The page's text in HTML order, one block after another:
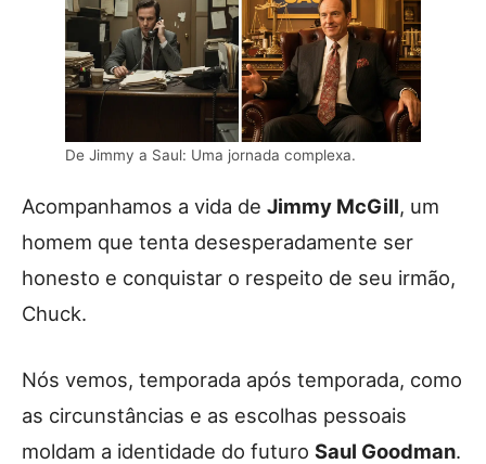
De Jimmy a Saul: Uma jornada complexa.
Acompanhamos a vida de Jimmy McGill, um
homem que tenta desesperadamente ser
honesto e conquistar o respeito de seu irmão,
Chuck.
Nós vemos, temporada após temporada, como
as circunstâncias e as escolhas pessoais
moldam a identidade do futuro Saul Goodman.